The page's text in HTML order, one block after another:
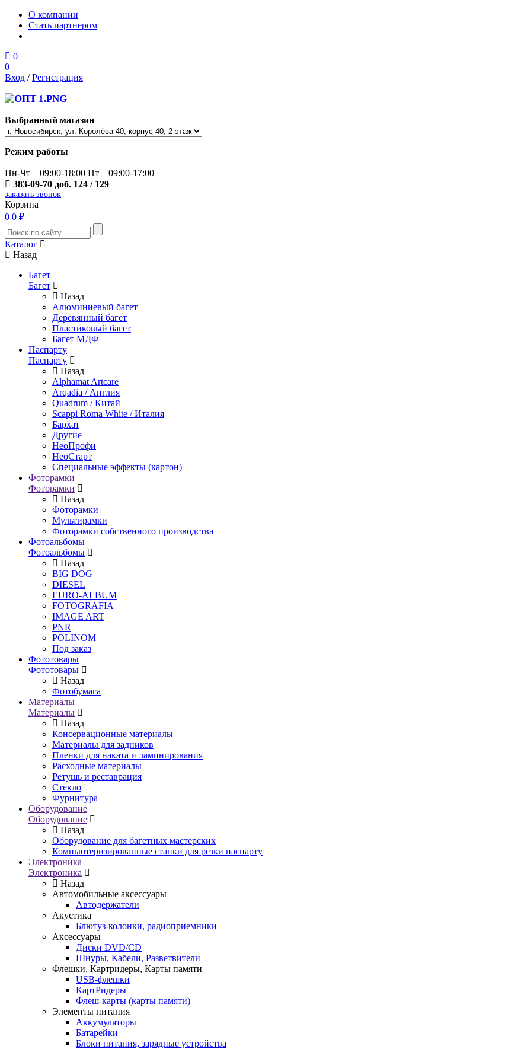
О компании
Стать партнером
0
0
Вход /Регистрация
Выбранный магазин
Режим работы
Пн-Чт – 09:00-18:00 Пт – 09:00-17:00
383-09-70 доб. 124 / 129
заказать звонок
Корзина
0 0 ₽
Каталог
Назад
Багет
Багет
Назад
Алюминиевый багет
Деревянный багет
Пластиковый багет
Багет МДФ
Паспарту
Паспарту
Назад
Alphamat Artcare
Arqadia / Англия
Quadrum / Китай
Scappi Roma White / Италия
Бархат
Другие
НеоПрофи
НеоСтарт
Специальные эффекты (картон)
Фоторамки
Фоторамки
Назад
Фоторамки
Мультирамки
Фоторамки собственного производства
Фотоальбомы
Фотоальбомы
Назад
BIG DOG
DIESEL
EURO-ALBUM
FOTOGRAFIA
IMAGE ART
PNR
POLINOM
Под заказ
Фототовары
Фототовары
Назад
Фотобумага
Материалы
Материалы
Назад
Консервационные материалы
Материалы для задников
Пленки для наката и ламинирования
Расходные материалы
Ретушь и реставрация
Стекло
Фурнитура
Оборудование
Оборудование
Назад
Оборудование для багетных мастерских
Компьютеризированные станки для резки паспарту
Электроника
Электроника
Назад
Автомобильные аксессуары
Автодержатели
Акустика
Блютуз-колонки, радиоприемники
Аксессуары
Диски DVD/CD
Шнуры, Кабели, Разветвители
Флешки, Картридеры, Карты памяти
USB-флешки
КартРидеры
Флеш-карты (карты памяти)
Элементы питания
Аккумуляторы
Батарейки
Блоки питания, зарядные устройства